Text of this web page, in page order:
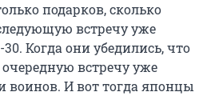
подарков, сколько
встречу уже
Когда они убедились, что
очередную встречу уже
воинов. И вот тогда японцы